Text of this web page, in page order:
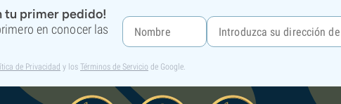
tu primer pedido!
en conocer las
de Privacidad y los Términos de Servicio de Google.